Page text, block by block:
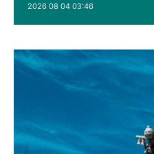
2026 08 04 03:46